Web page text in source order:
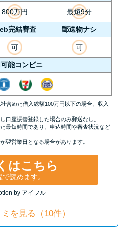
みブラックとは?判断の目
査に通らない理由
クでもお金を借りるに
つの判断基準と工面法
はブラックでも審査に通
とレイクどっちがいい
ードローンの選び方を徹
！
スの返済方法を徹底解
っとも便利でお得な返済
800万円 最短9分
完結審査 郵送物ナシ
可 可
能コンビニ
含めた借入総額100万円以下の場合、収入
口座振替登録した場合のみ郵送なし。
最短時間であり、申込時間や審査状況など
翌営業日となる場合があります。
はこちら
で読めます。
by アイフル
を見る（10件）